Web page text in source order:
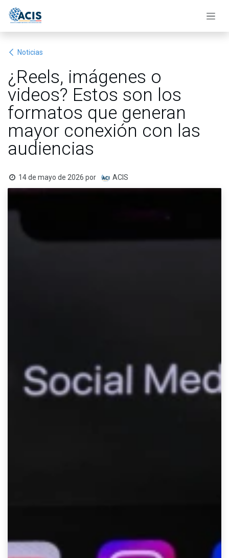
Noticias
¿Reels, imágenes o
videos? Estos son los
formatos que generan
mayor conexión con las
audiencias
14 de mayo de 2026 por ACIS